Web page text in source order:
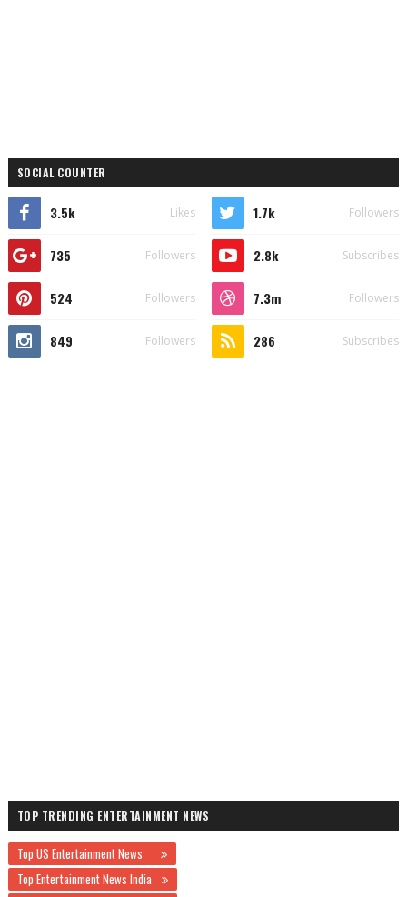
SOCIAL COUNTER
3.5k Likes 1.7k Followers
735 Followers 2.8k Subscribes
524 Followers 7.3m Followers
849 Followers 286 Subscribes
TOP TRENDING ENTERTAINMENT NEWS
Top US Entertainment News
Top Entertainment News India